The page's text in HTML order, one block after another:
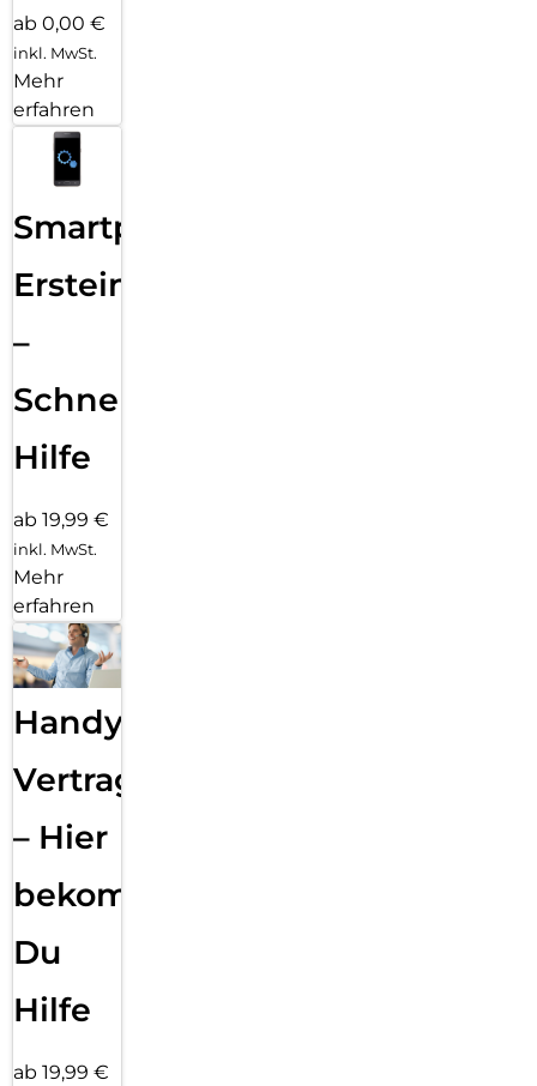
ab 0,00 €
inkl. MwSt.
Mehr
erfahren
Smartphone
Ersteinrichtung
–
Schnelle
Hilfe
ab 19,99 €
inkl. MwSt.
Mehr
erfahren
Handy
Vertragsabwicklung
– Hier
bekommst
Du
Hilfe
ab 19,99 €